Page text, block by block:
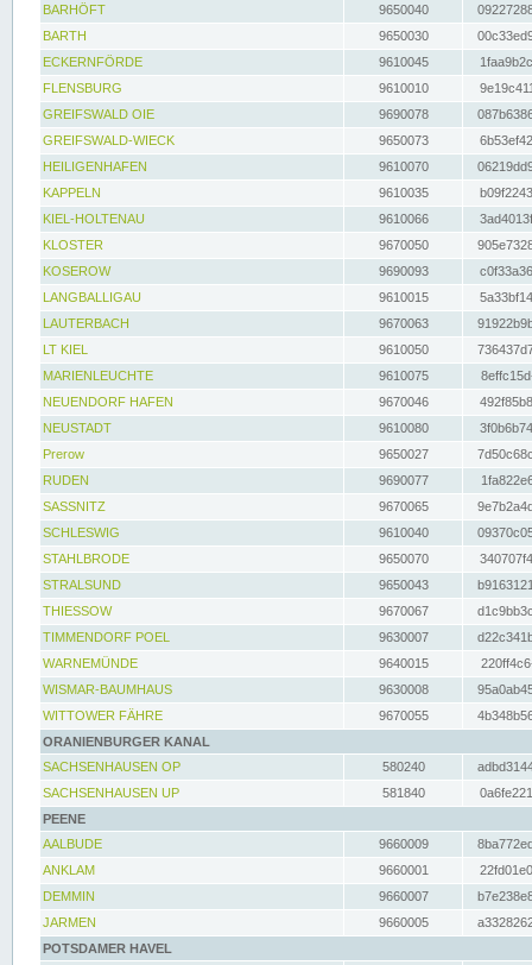
BARHÖFT
9650040
BARTH
9650030
ECKERNFÖRDE
9610045
FLENSBURG
9610010
GREIFSWALD OIE
9690078
GREIFSWALD-WIECK
9650073
HEILIGENHAFEN
9610070
KAPPELN
9610035
KIEL-HOLTENAU
9610066
KLOSTER
9670050
KOSEROW
9690093
LANGBALLIGAU
9610015
LAUTERBACH
9670063
LT KIEL
9610050
MARIENLEUCHTE
9610075
NEUENDORF HAFEN
9670046
NEUSTADT
9610080
Prerow
9650027
RUDEN
9690077
SASSNITZ
9670065
SCHLESWIG
9610040
STAHLBRODE
9650070
STRALSUND
9650043
THIESSOW
9670067
TIMMENDORF POEL
9630007
WARNEMÜNDE
9640015
WISMAR-BAUMHAUS
9630008
WITTOWER FÄHRE
9670055
ORANIENBURGER KANAL
SACHSENHAUSEN OP
580240
SACHSENHAUSEN UP
581840
PEENE
AALBUDE
9660009
ANKLAM
9660001
DEMMIN
9660007
JARMEN
9660005
POTSDAMER HAVEL